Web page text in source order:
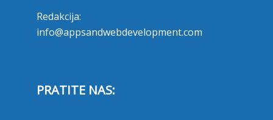
Redakcija:
info@appsandwebdevelopment.com
PRATITE NAS: